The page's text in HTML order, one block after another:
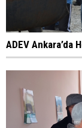
ADEV Ankara’da